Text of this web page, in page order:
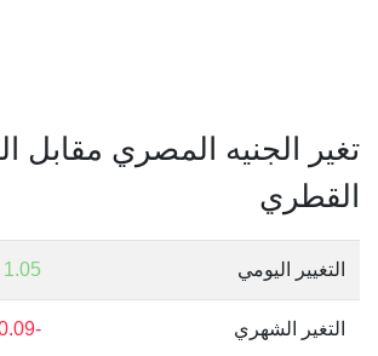
تغير الجنيه المصري مقابل
القطري
التغيير اليومي 1.05 %
التغير الشهري -0.09 %